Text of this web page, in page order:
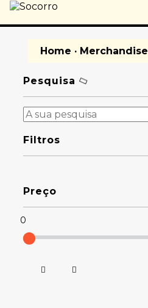
Home · Merchandise
Pesquisa
Filtros
Preço
0